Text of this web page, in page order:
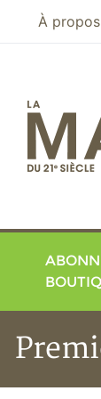
Aller au menu
Aller au
À